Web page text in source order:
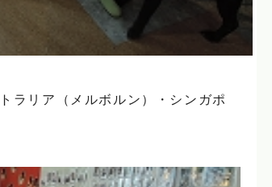
ラリア（メルボルン）・シンガポ